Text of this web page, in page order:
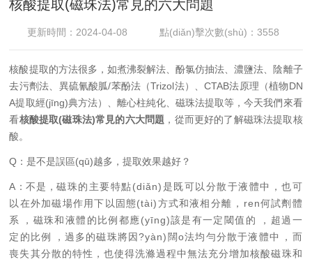
核酸提取(磁珠法)常見的六大問題
更新時間：2024-04-08 點(diǎn)擊次數(shù)：3558
核酸提取的方法很多，如煮沸裂解法、酚氯仿抽法、濃鹽法、陰離子
去污劑法、異硫氰酸胍/苯酚法（Trizol法）、CTAB法原理（植物DN
A提取經(jīng)典方法）、離心柱純化、磁珠法提取等，今天我們來看
看核酸提取(磁珠法)常見的六大問題 ，從而更好的了解磁珠法提取核
酸。
Q ：是不是誤區(qū)越多，提取效果越好？
A ：不是，磁珠的主要特點(diǎn)是既可以分散于液體中，也可
以在外加磁場作用下以固態(tài)方式和液相分離，ren何試劑體
系， 磁珠和液體的比例都應(yīng)該是有一定閾值的
，超過一
定的比例，過多的磁珠將因?yàn)闊o法均勻分散于液體中，而
喪失其分散的特性，也使得洗滌過程中無法充分增加核酸磁珠和